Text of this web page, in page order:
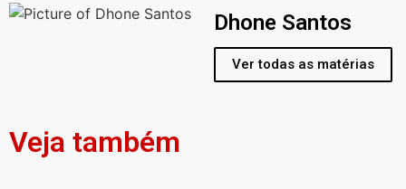
Dhone Santos
Ver todas as matérias
Veja também